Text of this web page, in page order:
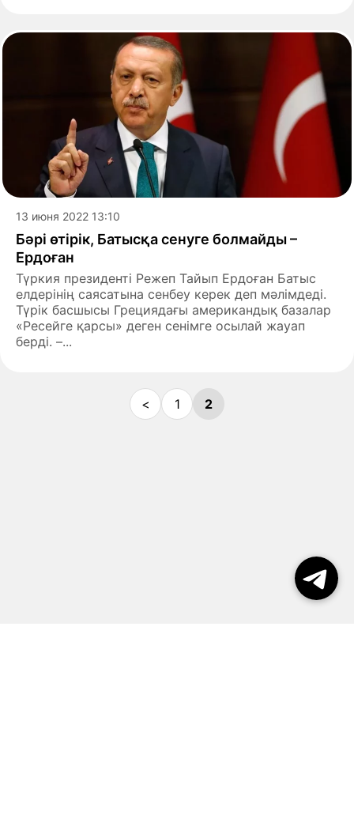
13 июня 2022 13:10
Бәрі өтірік, Батысқа сенуге болмайды –
Ердоған
Түркия президенті Режеп Тайып Ердоған Батыс
елдерінің саясатына сенбеу керек деп мәлімдеді.
Түрік басшысы Грециядағы американдық базалар
«Ресейге қарсы» деген сенімге осылай жауап
берді. –...
< 1 2